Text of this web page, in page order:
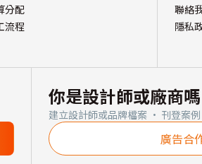
分配
流程
聯絡
隱私
你是設計師或廠商
建立設計師或品牌檔案 · 刊登案
廣告合